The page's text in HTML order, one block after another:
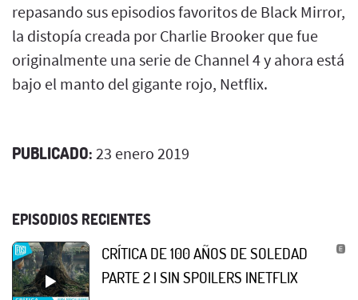
repasando sus episodios favoritos de Black Mirror,
la distopía creada por Charlie Brooker que fue
originalmente una serie de Channel 4 y ahora está
bajo el manto del gigante rojo, Netflix.
PUBLICADO: 23 enero 2019
EPISODIOS RECIENTES
CRÍTICA DE 100 AÑOS DE SOLEDAD
PARTE 2 | SIN SPOILERS |NETFLIX